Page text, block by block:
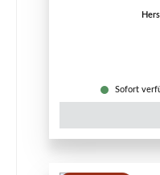
Sofort